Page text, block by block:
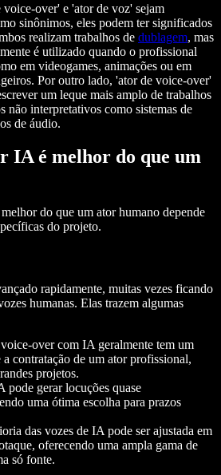
over' e 'ator de voz' sejam
sinônimos, eles podem ter significados
realizam trabalhos de dublagem, mas
é utilizado quando o profissional
em videogames, animações ou em
Por outro lado, 'ator de voice-over'
um leque mais amplo de trabalhos
não interpretativos como sistemas de
de áudio.
IA é melhor do que um
do que um ator humano depende
do projeto.
rapidamente, muitas vezes ficando
humanas. Elas trazem algumas
over com IA geralmente tem um
contratação de um ator profissional,
projetos.
pode gerar locuções quase
uma ótima escolha para prazos
das vozes de IA pode ser ajustada em
oferecendo uma ampla gama de
só fonte.